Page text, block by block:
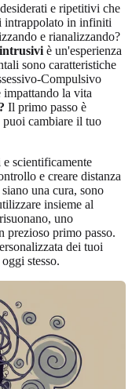
e ripetitivi che
intrappolato in infiniti
e rianalizzando?
è un'esperienza
sono caratteristiche
Compulsivo
la vita
Il primo passo è
puoi cambiare il tuo
scientificamente
e creare distanza
una cura, sono
insieme al
uno
prezioso primo passo.
dei tuoi
oggi stesso.